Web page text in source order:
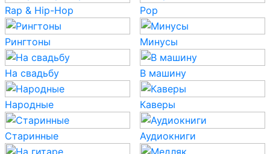
Rap & Hip-Hop Pop
Рингтоны Минусы
На свадьбу В машину
Народные Каверы
Старинные Аудиокниги